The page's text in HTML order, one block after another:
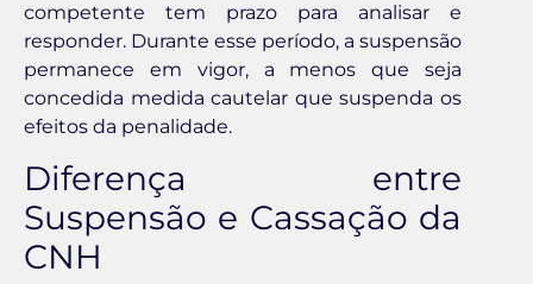
competente tem prazo para analisar e
responder. Durante esse período, a suspensão
permanece em vigor, a menos que seja
concedida medida cautelar que suspenda os
efeitos da penalidade.
Diferença entre
Suspensão e Cassação da
CNH